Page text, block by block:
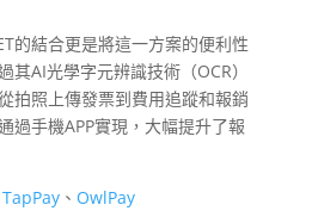
的結合更是將這一方案的便利性
其AI光學字元辨識技術（OCR）
拍照上傳發票到費用追蹤和報銷
過手機APP實現，大幅提升了報
TapPay、 OwlPay